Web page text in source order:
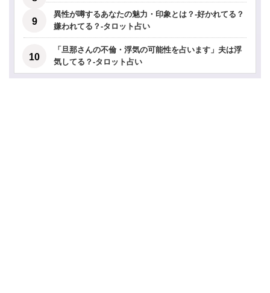
異性が噂するあなたの魅力・印象とは？-好かれてる？
嫌われてる？-タロット占い
「旦那さんの不倫・浮気の可能性を占います」夫は浮
気してる？-タロット占い